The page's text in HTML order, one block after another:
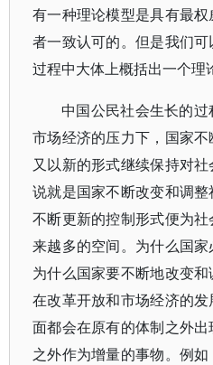
有一种理论模型是具有最
者一致认可的。但是我们
过程中大体上概括出一个理
中国公民社会生长的
市场经济的压力下，国家
又以新的形式继续保持对
说就是国家不断改变和调
不断更新的控制形式便为
来越多的空间。为什么国
为什么国家要不断地改变
在改革开放和市场经济的
面都会在原有的体制之外
之外作为增量的事物。例